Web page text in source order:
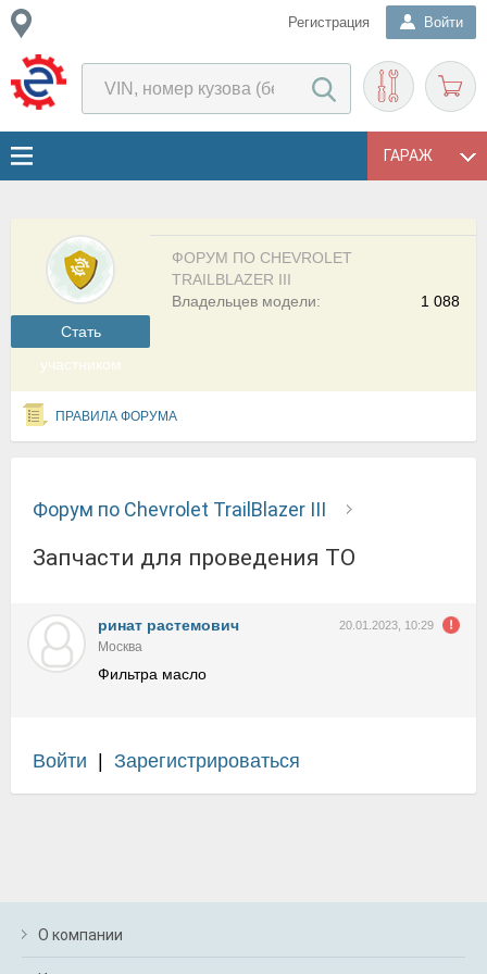
Регистрация Войти
ГАРАЖ
Cтать
участником
ФОРУМ ПО CHEVROLET
TRAILBLAZER III
1 088
Владельцев модели:
ПРАВИЛА ФОРУМА
Форум по Chevrolet TrailBlazer III
Запчасти для проведения ТО
ринат растемович 20.01.2023, 10:29
Москва
Фильтра масло
Войти Зарегистрироваться
О компании